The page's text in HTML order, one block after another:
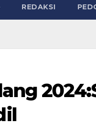
REDAKSI